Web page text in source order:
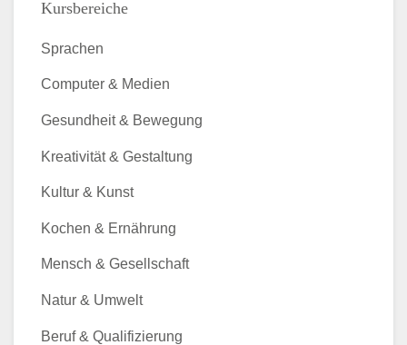
Kursbereiche
Sprachen
Computer & Medien
Gesundheit & Bewegung
Kreativität & Gestaltung
Kultur & Kunst
Kochen & Ernährung
Mensch & Gesellschaft
Natur & Umwelt
Beruf & Qualifizierung